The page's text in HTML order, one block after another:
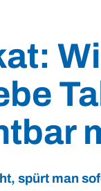
spürt man